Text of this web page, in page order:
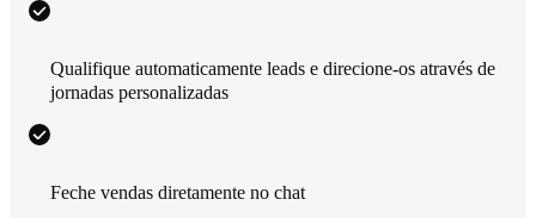
Qualifique automaticamente leads e direcione-os através de
jornadas personalizadas
Feche vendas diretamente no chat